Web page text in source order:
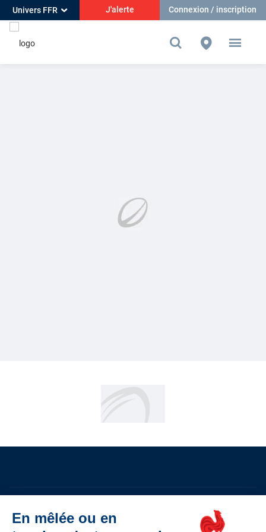
Univers FFR J'alerte Connexion / inscription